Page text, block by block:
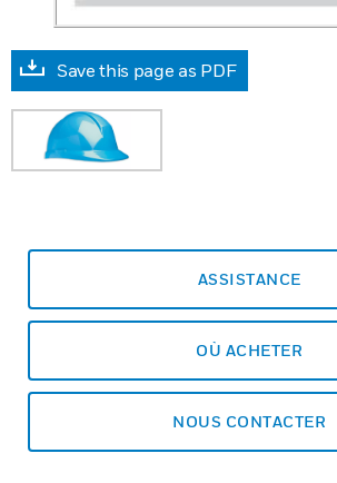
Save this page as PDF
ASSISTANCE
OÙ ACHETER
NOUS CONTACTER